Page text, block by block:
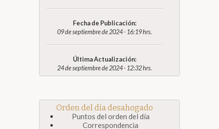
Fecha de Publicación:
09 de septiembre de 2024 - 16:19 hrs.
Última Actualización:
24 de septiembre de 2024 - 12:32 hrs.
Orden del día desahogado
Puntos del orden del día
Correspondencia